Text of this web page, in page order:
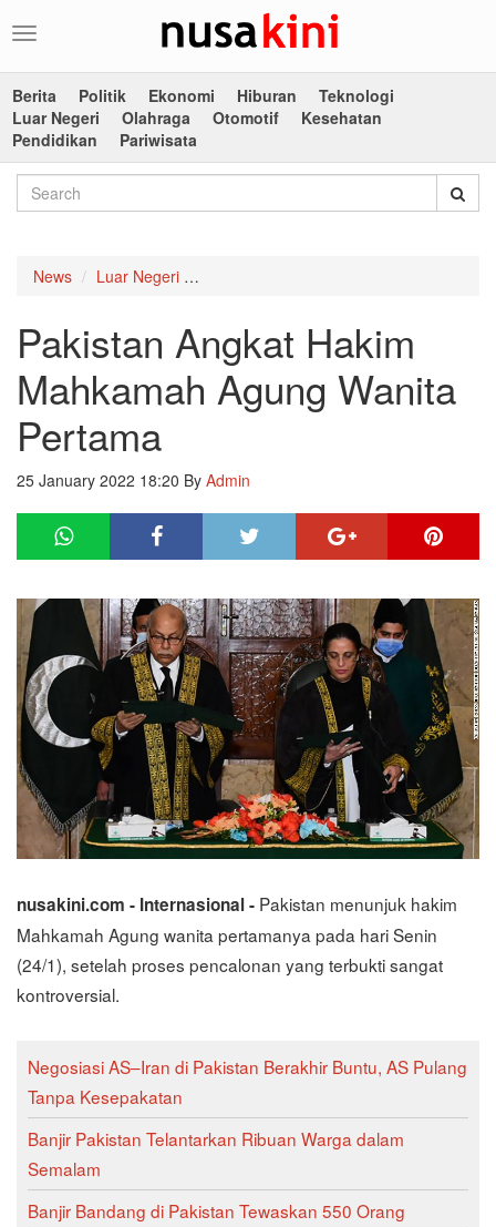
Toggle
Berita
Politik Ekonomi Hiburan
Teknologi
Luar Negeri
Olahraga Otomotif
Kesehatan
Pendidikan
Pariwisata
News Luar Negeri
Pakistan Angkat Hakim
Mahkamah Agung Wanita
Pertama
25 January 2022 18:20 By Admin
nusakini.com - Internasional - Pakistan menunjuk hakim
Mahkamah Agung wanita pertamanya pada hari Senin
(24/1), setelah proses pencalonan yang terbukti sangat
kontroversial.
Negosiasi AS–Iran di Pakistan Berakhir Buntu, AS Pulang
Tanpa Kesepakatan
Banjir Pakistan Telantarkan Ribuan Warga dalam
Semalam
Banjir Bandang di Pakistan Tewaskan 550 Orang